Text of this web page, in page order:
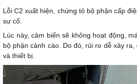
Lỗi C2 xuất hiện, chứng tỏ bộ phận cấp
sự cố.
Lúc này, cảm biến sẽ không hoạt động,
bộ phận cảnh cáo. Do đó, rủi ro dễ xảy
và thiết bị.